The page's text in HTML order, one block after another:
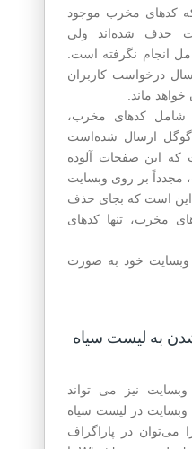
کدهای مخرب موجود
حذف شده‌اند ولی
انجام نگرفته است.
درخواست کاربران
ماند.
کدهای مخرب،
گوگل ارسال شده‌است
که این صفحات آلوده
مجدداً بر روی وبسایت
این است که بجای حذف
مخرب، تنها کدهای
وبسایت خود به صورت
شدن به لیست سیاه
نیز می تواند
وبسایت در لیست سیاه
می‌توان در پاراگراف